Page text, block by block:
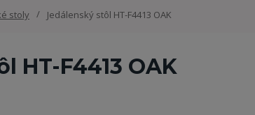
stoly Jedálenský stôl HT-F4413 OAK
HT-F4413 OAK